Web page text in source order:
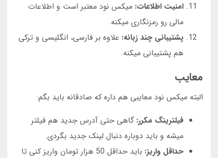
امنیت اطلاعات: میکس نود معتبر است و اطلاعات
مالی رو رمزنگاری میکنه.
پشتیبانی چند زبانه: علاوه بر فارسی، انگلیسی و ترکی
هم پشتیبانی میکنه.
معایب
البته میکس نود معایبی هم داره که صادقانه باید بگم:
فیلترینگ مکرر: گاهی حتی آدرس جدید هم فیلتر
میشه و باید دوباره دنبال لینک جدید بگردی.
حداقل واریز:
باید حداقل 50 هزار تومان واریز کنی تا